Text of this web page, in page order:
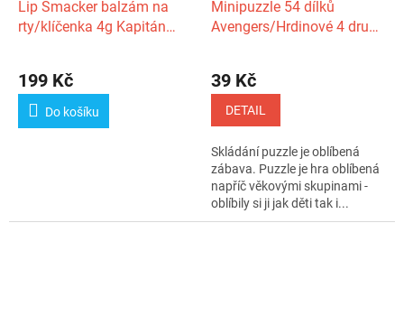
Lip Smacker balzám na
rty/klíčenka 4g Kapitán
199 Kč
Do košíku
Minipuzzle 54 dílků
Avengers/Hrdinové 4 druhy
39 Kč
DETAIL
Skládání puzzle je oblíbená
zábava. Puzzle je hra oblíbená
napříč věkovými skupinami -
oblíbily si ji jak děti tak i...